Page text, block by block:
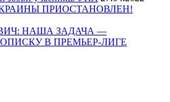
ПРИОСТАНОВЛЕН!
НАША ЗАДАЧА —
В ПРЕМЬЕР-ЛИГЕ